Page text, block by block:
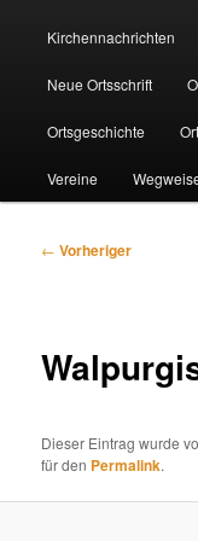
Kirchennachrichten
Neue Ortsschrift
Ortsgeschichte
Vereine
Beitragsnavigation
← Vorheriger
Dieser Eintrag wurde
für den Permalink.